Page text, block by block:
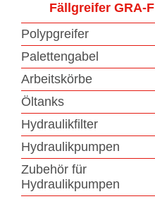
Fällgreifer GRA-F
Polypgreifer
Palettengabel
Arbeitskörbe
Öltanks
Hydraulikfilter
Hydraulikpumpen
Zubehör für
Hydraulikpumpen